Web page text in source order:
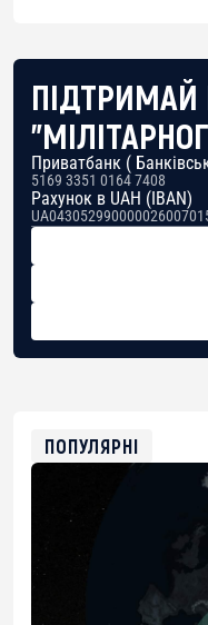
ПІДТРИМАЙ
Приватбанк (
5169 3351 0164 7408
Рахунок в UAH (IBAN)
ПОПУЛЯРНІ